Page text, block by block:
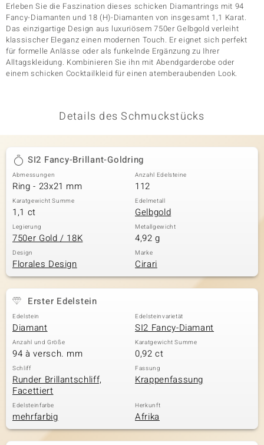
Erleben Sie die Faszination dieses schicken Diamantrings mit 94
Fancy-Diamanten und 18 (H)-Diamanten von insgesamt 1,1 Karat.
Das einzigartige Design aus luxuriösem 750er Gelbgold verleiht
klassischer Eleganz einen modernen Touch. Er eignet sich perfekt
für formelle Anlässe oder als funkelnde Ergänzung zu Ihrer
Alltagskleidung. Kombinieren Sie ihn mit Abendgarderobe oder
einem schicken Cocktailkleid für einen atemberaubenden Look.
Details des Schmuckstücks
SI2 Fancy-Brillant-Goldring
Abmessungen
Ring - 23x21 mm
Anzahl Edelsteine
112
Karatgewicht Summe
1,1 ct
Edelmetall
Gelbgold
Legierung
750er Gold / 18K
Metallgewicht
4,92 g
Design
Florales Design
Marke
Cirari
Erster Edelstein
Edelstein
Diamant
Edelsteinvarietät
SI2 Fancy-Diamant
Anzahl und Größe
94 à versch. mm
Karatgewicht Summe
0,92 ct
Schliff
Runder Brillantschliff,
Facettiert
Fassung
Krappenfassung
Edelsteinfarbe
mehrfarbig
Herkunft
Afrika